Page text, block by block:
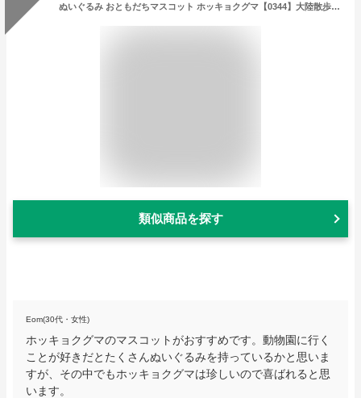
ぬいぐるみ おともだちマスコット ホッキョクグマ【0344】大陸散歩 動物園 アニマル キーホルダー内藤デザイン【定形外郵便発送】
類似商品を探す
Eom(30代・女性)
ホッキョクグマのマスコットがおすすめです。動物園に行く
ことが好きだとたくさんぬいぐるみを持っているかと思いま
すが、その中でもホッキョクグマは珍しいので喜ばれると思
います。